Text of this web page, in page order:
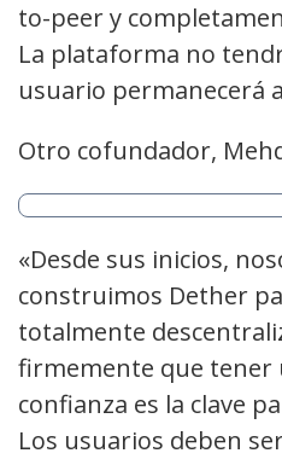
to-peer y
La plataforma no
usuario permanecerá
Otro cofundador,
«Desde sus inicios,
construimos Dether
totalmente
firmemente que tener
confianza es la clave
Los usuarios deben